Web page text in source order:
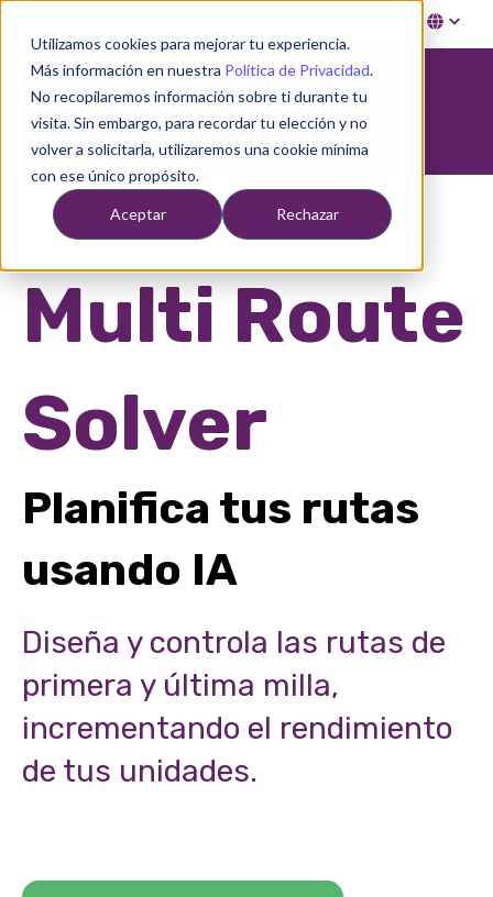
Utilizamos cookies para mejorar tu experiencia.
Más información en nuestra Política de Privacidad.
No recopilaremos información sobre ti durante tu
visita. Sin embargo, para recordar tu elección y no
volver a solicitarla, utilizaremos una cookie mínima
con ese único propósito.
Aceptar Rechazar
Multi Route
Solver
Planifica tus rutas
usando IA
Diseña y controla las rutas de
primera y última milla,
incrementando el rendimiento
de tus unidades.